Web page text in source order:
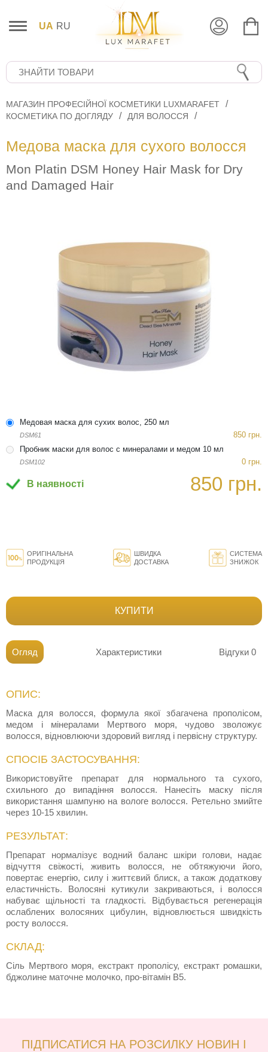
UA RU
МАГАЗИН ПРОФЕСІЙНОЇ КОСМЕТИКИ LUXMARAFET
КОСМЕТИКА ПО ДОГЛЯДУ
ДЛЯ ВОЛОССЯ
Медова маска для сухого волосся
Mon Platin DSM Honey Hair Mask for Dry
and Damaged Hair
Медовая маска для сухих волос, 250 мл
DSM61
850 грн.
Пробник маски для волос с минералами и медом 10 мл
DSM102 0 грн.
В наявності 850 грн.
ОРИГІНАЛЬНА
ПРОДУКЦІЯ
ШВИДКА
ДОСТАВКА
СИСТЕМА
ЗНИЖОК
КУПИТИ
Огляд Характеристики Відгуки 0
ОПИС:
Маска для волосся, формула якої збагачена прополісом,
медом і мінералами Мертвого моря, чудово зволожує
волосся, відновлюючи здоровий вигляд і первісну структуру.
СПОСІБ ЗАСТОСУВАННЯ:
Використовуйте препарат для нормального та сухого,
схильного до випадіння волосся. Нанесіть маску після
використання шампуню на вологе волосся. Ретельно змийте
через 10-15 хвилин.
РЕЗУЛЬТАТ:
Препарат нормалізує водний баланс шкіри голови, надає
відчуття свіжості, живить волосся, не обтяжуючи його,
повертає енергію, силу і життєвий блиск, а також додаткову
еластичність. Волосяні кутикули закриваються, і волосся
набуває щільності та гладкості. Відбувається регенерація
ослаблених волосяних цибулин, відновлюється швидкість
росту волосся.
СКЛАД:
Сіль Мертвого моря, екстракт прополісу, екстракт ромашки,
бджолине маточне молочко, про-вітамін В5.
ПІДПИСАТИСЯ НА РОЗСИЛКУ НОВИН І